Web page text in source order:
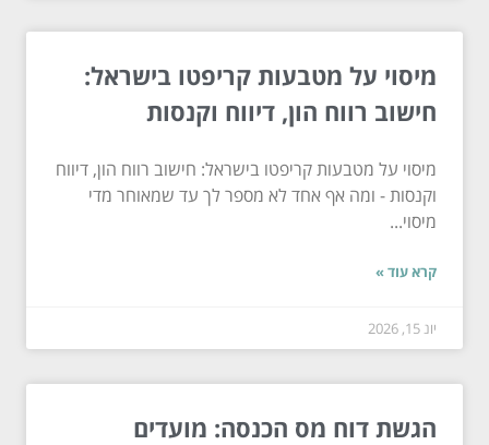
מיסוי על מטבעות קריפטו בישראל:
חישוב רווח הון, דיווח וקנסות
מיסוי על מטבעות קריפטו בישראל: חישוב רווח הון, דיווח
וקנסות - ומה אף אחד לא מספר לך עד שמאוחר מדי
מיסוי...
קרא עוד »
יונ 15, 2026
הגשת דוח מס הכנסה: מועדים